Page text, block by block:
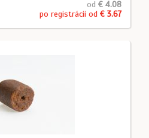
od € 4.08
po registrácii od € 3.67